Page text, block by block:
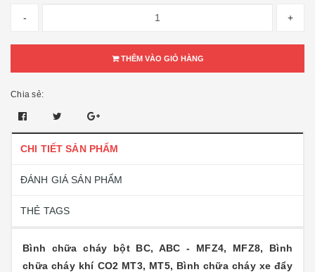
- +
THÊM VÀO GIỎ HÀNG
Chia sẻ:
CHI TIẾT SẢN PHẨM
ĐÁNH GIÁ SẢN PHẨM
THẺ TAGS
Bình chữa cháy bột BC, ABC - MFZ4, MFZ8, Bình
chữa cháy khí CO2 MT3, MT5, Bình chữa cháy xe đẩy